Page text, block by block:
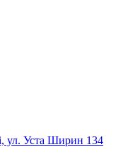
ул. Уста Ширин 134